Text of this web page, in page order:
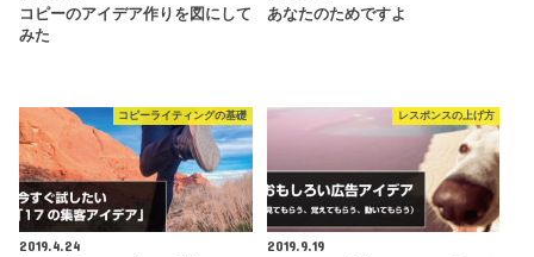
コピーのアイデア作りを図にして
みた
あなたのためですよ
コピーライティングの基礎
2019.4.24
レスポンスの上げ方
2019.9.19